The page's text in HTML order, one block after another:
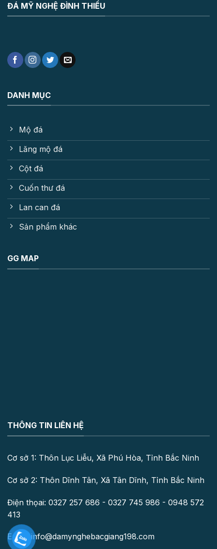
ĐÁ MỸ NGHỆ ĐÌNH THIỀU
DANH MỤC
Mộ đá
Lăng mộ đá
Cột đá
Cuốn thư đá
Lan can đá
Sản phẩm khác
GG MAP
THÔNG TIN LIÊN HỆ
Cơ sở 1: Thôn Lục Liễu, Xã Phú Hòa, Tỉnh Bắc Ninh
Cơ sở 2: Thôn Dĩnh Tân, Xã Tân Dĩnh, Tỉnh Bắc Ninh
Điện thọai: 0327 257 686 - 0327 745 986 - 0948 572
413
Email: info@damynghebacgiang198.com